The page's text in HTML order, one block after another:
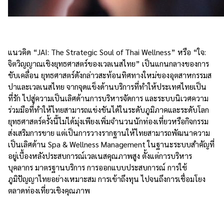
แนวคิด “JAI: The Strategic Soul of Thai Wellness” หรือ “ใจ:
จิตวิญญาณเชิงยุทธศาสตร์ของเวลเนสไทย” เป็นแกนกลางของการ
ขับเคลื่อน ยุทธศาสตร์ดังกล่าวสะท้อนทิศทางใหม่ของอุตสาหกรรมส
ปาและเวลเนสไทย จากจุดแข็งด้านบริการที่ทำให้ประเทศไทยเป็น
ที่รัก ไปสู่ความเป็นเลิศด้านการบริหารจัดการ และระบบนิเวศความ
ร่วมมือที่ทำให้ไทยสามารถแข่งขันได้ในระดับภูมิภาคและระดับโลก
ยุทธศาสตร์ครั้งนี้ไม่ได้มุ่งเพียงเพิ่มจำนวนนักท่องเที่ยวหรือกิจกรรม
ส่งเสริมการขาย แต่เป็นการวางรากฐานให้ไทยสามารถพัฒนาความ
เป็นเลิศด้าน Spa & Wellness Management ในฐานะระบบสำคัญที่
อยู่เบื้องหลังประสบการณ์เวลเนสคุณภาพสูง ตั้งแต่การบริหาร
บุคลากร มาตรฐานบริการ การออกแบบประสบการณ์ การใช้
ภูมิปัญญาไทยอย่างเหมาะสม การเข้าถึงทุน ไปจนถึงการเชื่อมโยง
ตลาดท่องเที่ยวเชิงคุณภาพ